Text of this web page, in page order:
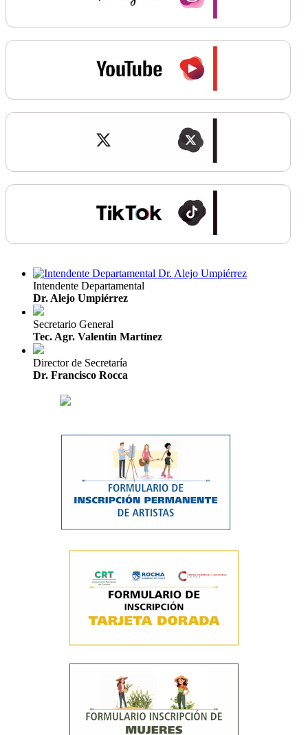
Intendente Departamental
Dr. Alejo Umpiérrez
Secretario General
Tec. Agr. Valentín Martínez
Director de Secretaría
Dr. Francisco Rocca